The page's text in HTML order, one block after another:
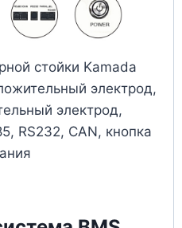
стойки Kamada
электрод,
электрод,
RS232, CAN, кнопка